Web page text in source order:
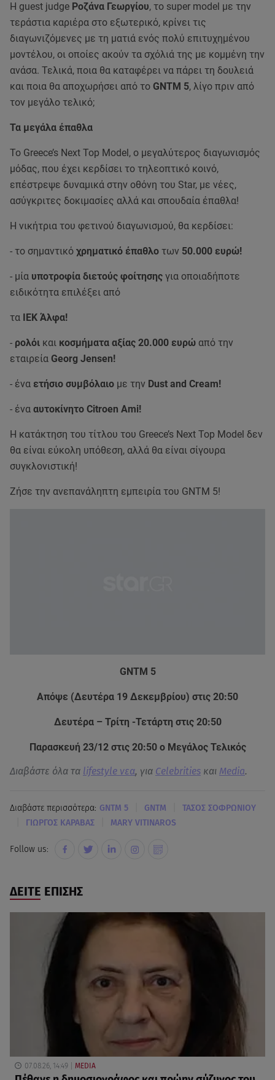
Η guest judge Ροζάνα Γεωργίου, το super model με την
τεράστια καριέρα στο εξωτερικό, κρίνει τις
διαγωνιζόμενες με τη ματιά ενός πολύ επιτυχημένου
μοντέλου, οι οποίες ακούν τα σχόλιά της με κομμένη την
ανάσα. Τελικά, ποια θα καταφέρει να πάρει τη δουλειά
και ποια θα αποχωρήσει από το GNTM 5, λίγο πριν από
τον μεγάλο τελικό;
Τα μεγάλα έπαθλα
Το Greece’s Next Top Model, o μεγαλύτερος διαγωνισμός
μόδας, που έχει κερδίσει το τηλεοπτικό κοινό,
επέστρεψε δυναμικά στην οθόνη του Star, με νέες,
ασύγκριτες δοκιμασίες αλλά και σπουδαία έπαθλα!
Η νικήτρια του φετινού διαγωνισμού, θα κερδίσει:
- το σημαντικό χρηματικό έπαθλο των 50.000 ευρώ!
- μία υποτροφία διετούς φοίτησης για οποιαδήποτε
ειδικότητα επιλέξει από
τα ΙΕΚ Άλφα!
- ρολόι και κοσμήματα αξίας 20.000 ευρώ από την
εταιρεία Georg Jensen!
- ένα ετήσιο συμβόλαιο με την Dust and Cream!
- ένα αυτοκίνητο Citroen Ami!
Η κατάκτηση του τίτλου του Greece’s Next Top Model δεν
θα είναι εύκολη υπόθεση, αλλά θα είναι σίγουρα
συγκλονιστική!
Ζήσε την ανεπανάληπτη εμπειρία του GNTM 5!
GNTM 5
Απόψε (Δευτέρα 19 Δεκεμβρίου) στις 20:50
Δευτέρα – Τρίτη -Τετάρτη στις 20:50
Παρασκευή 23/12 στις 20:50 ο Μεγάλος Τελικός
Διαβάστε όλα τα lifestyle νεα, για Celebrities και Media.
Διαβάστε περισσότερα: GNTM 5 GNTM ΤΑΣΟΣ ΣΟΦΡΩΝΙΟΥ
ΓΙΩΡΓΟΣ ΚΑΡΑΒΑΣ MARY VITINAROS
Follow us:
ΔΕΙΤΕ ΕΠΙΣΗΣ
07.08.26, 14:49 MEDIA